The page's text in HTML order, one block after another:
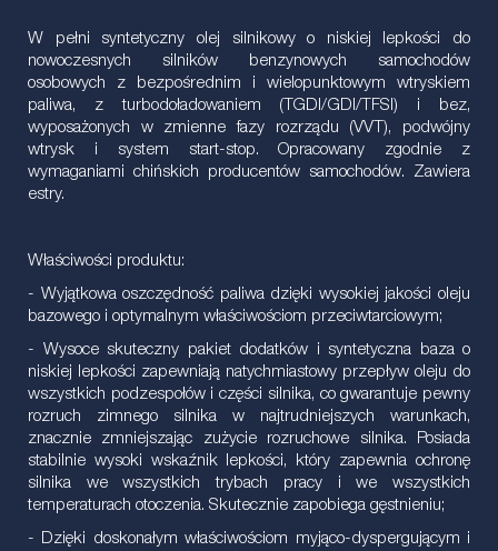
W pełni syntetyczny olej silnikowy o niskiej lepkości do
nowoczesnych silników benzynowych samochodów
osobowych z bezpośrednim i wielopunktowym wtryskiem
paliwa, z turbodoładowaniem (TGDI/GDI/TFSI) i bez,
wyposażonych w zmienne fazy rozrządu (VVT), podwójny
wtrysk i system start-stop. Opracowany zgodnie z
wymaganiami chińskich producentów samochodów. Zawiera
estry.
Właściwości produktu:
- Wyjątkowa oszczędność paliwa dzięki wysokiej jakości oleju
bazowego i optymalnym właściwościom przeciwtarciowym;
- Wysoce skuteczny pakiet dodatków i syntetyczna baza o
niskiej lepkości zapewniają natychmiastowy przepływ oleju do
wszystkich podzespołów i części silnika, co gwarantuje pewny
rozruch zimnego silnika w najtrudniejszych warunkach,
znacznie zmniejszając zużycie rozruchowe silnika. Posiada
stabilnie wysoki wskaźnik lepkości, który zapewnia ochronę
silnika we wszystkich trybach pracy i we wszystkich
temperaturach otoczenia. Skutecznie zapobiega gęstnieniu;
- Dzięki doskonałym właściwościom myjąco-dyspergującym i